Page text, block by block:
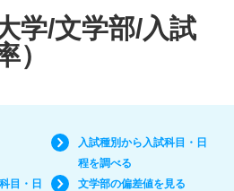
学/文学部/入試
）
入試種別から入試科目・日
程を調べる
目・日
文学部の偏差値を見る